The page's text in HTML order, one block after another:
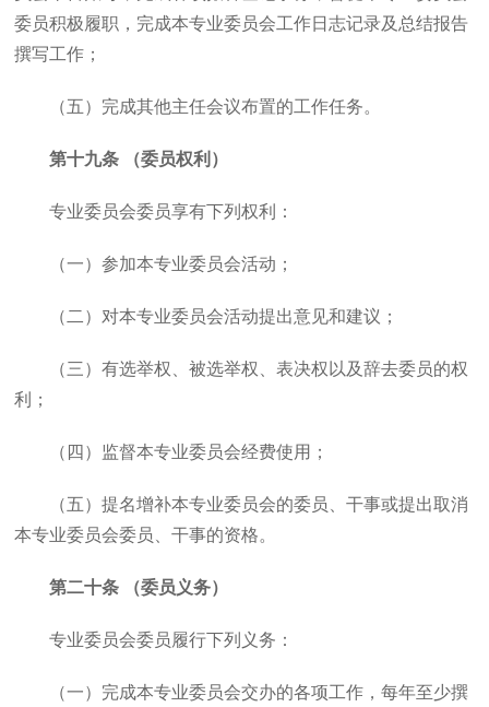
委员积极履职，完成本专业委员会工作日志记录及总结报告
撰写工作；
（五）完成其他主任会议布置的工作任务。
第十九条 （委员权利）
专业委员会委员享有下列权利：
（一）参加本专业委员会活动；
（二）对本专业委员会活动提出意见和建议；
（三）有选举权、被选举权、表决权以及辞去委员的权
利；
（四）监督本专业委员会经费使用；
（五）提名增补本专业委员会的委员、干事或提出取消
本专业委员会委员、干事的资格。
第二十条 （委员义务）
专业委员会委员履行下列义务：
（一）完成本专业委员会交办的各项工作，每年至少撰